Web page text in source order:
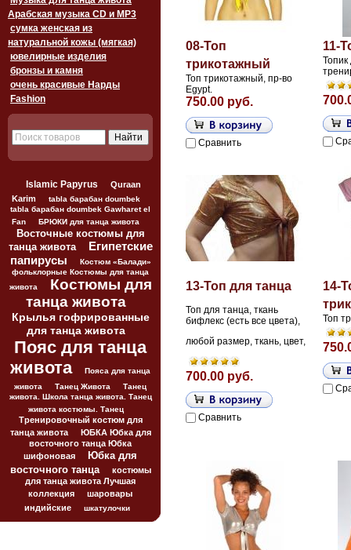
Арабская музыка CD и MP3
сумка женская из
натуральной кожы (мягкая)
ювелирные изделия
бронзы и камня
очень красивые Нарды
Fashion
Islamic Papyrus
Quraan
Karim
tabla барабан doumbek
tabla барабан doumbek Gawharet el
Fan
БРЮКИ для танца живота
Восточные костюмы для
танца живота
Египетские
папирусы
Костюм «Балади»
фольклорные Костюмы для танца
живота
Костюмы для
танца живота
Крылья гофрированные
для танца живота
Пояс для танца
живота
Пояса для танца
живота
Танец Живота
Танец
живота. Школа танца живота. Танец
живота костюмы. Танец
Тренировочный костюм для
танца живота
ЮБКА Юбка для
восточного танца Юбка
шифоновая
Юбка для
восточного танца
костюмы
для танца живота Лучшая
коллекция
шаровары
индийские
шкатулочки
08-Топ
трикотажный
Топ трикотажный, пр-во
Egypt.
750.00 руб.
Сравнить
11-
13-Топ для танца
Топ для танца, ткань
бифлекс (есть все цвета),
любой размер, ткань, цвет,
700.00 руб.
Сравнить
14-
Топ